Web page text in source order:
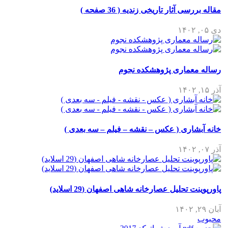
مقاله بررسی آثار تاریخی زندیه ( 36 صفحه )
دی ۰۵, ۱۴۰۲
رساله معماری پژوهشکده نجوم
آذر ۱۵, ۱۴۰۲
خانه آبشاری ( عکس – نقشه – فیلم – سه بعدی )
آذر ۰۷, ۱۴۰۲
پاورپوینت تحلیل عصارخانه شاهی اصفهان (29 اسلاید)
آبان ۲۹, ۱۴۰۲
محبوب